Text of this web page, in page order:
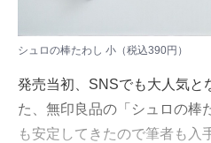
シュロの棒たわし 小（税込390円）
発売当初、SNSでも大人気と
た、無印良品の「シュロの棒
も安定してきたので筆者も入